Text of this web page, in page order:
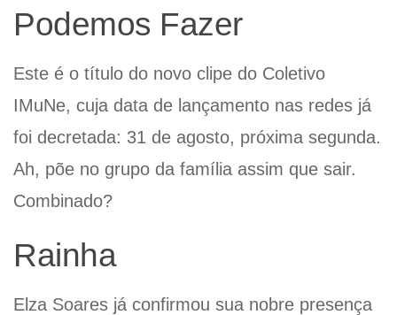
Podemos Fazer
Este é o título do novo clipe do Coletivo
IMuNe, cuja data de lançamento nas redes já
foi decretada: 31 de agosto, próxima segunda.
Ah, põe no grupo da família assim que sair.
Combinado?
Rainha
Elza Soares já confirmou sua nobre presença